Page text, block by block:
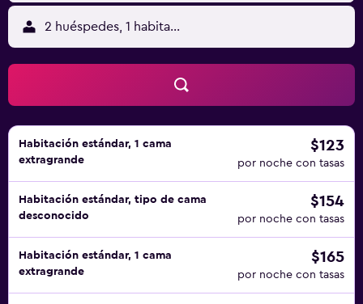
restricciones). En el alojamiento hay piscina al aire libre y
bañera de hidromasaje. No se permite la entrada a la
piscina de niños menores de 9 años sin la supervisión de
un adulto. No se permite la entrada al hidromasaje a
huéspedes menores de 18 años. Se pueden practicar las
actividades de ocio y esparcimiento que se indican más
abajo en las instalaciones o cerca del alojamiento (es
posible que se aplique un recargo).
2 huéspedes, 1 habitación
Habitación estándar, 1 cama
extragrande
$123
por noche con tasas
Habitación estándar, tipo de cama
desconocido
$154
por noche con tasas
Habitación estándar, 1 cama
extragrande
$165
por noche con tasas